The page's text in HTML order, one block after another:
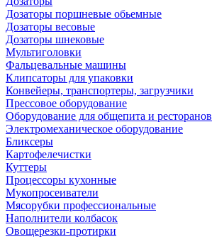
Дозаторы поршневые обьемные
Дозаторы весовые
Дозаторы шнековые
Мультиголовки
Фальцевальные машины
Клипсаторы для упаковки
Конвейеры, транспортеры, загрузчики
Прессовое оборудование
Оборудование для общепита и ресторанов
Электромеханическое оборудование
Бликсеры
Картофелечистки
Куттеры
Процессоры кухонные
Мукопросеиватели
Мясорубки профессиональные
Наполнители колбасок
Овощерезки-протирки